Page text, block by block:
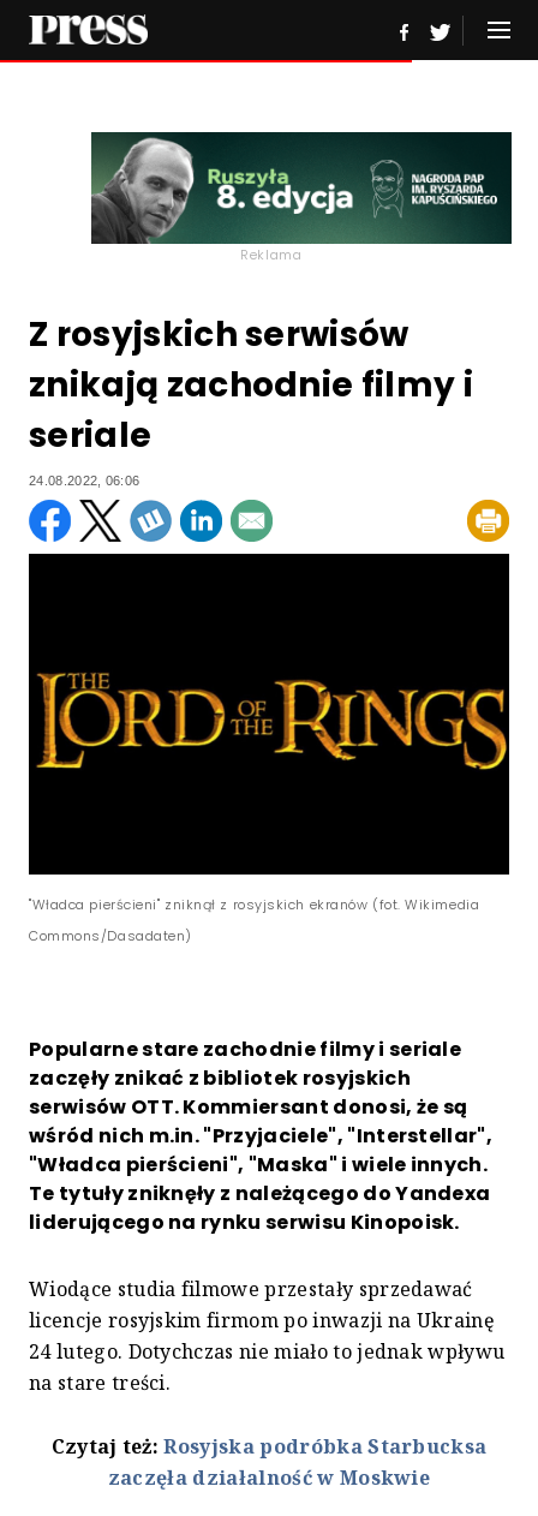
Reklama
Z rosyjskich serwisów
znikają zachodnie filmy i
seriale
24.08.2022, 06:06
"Władca pierścieni" zniknął z rosyjskich ekranów (fot. Wikimedia
Commons/Dasadaten)
Popularne stare zachodnie filmy i seriale
zaczęły znikać z bibliotek rosyjskich
serwisów OTT. Kommiersant donosi, że są
wśród nich m.in. "Przyjaciele", "Interstellar",
"Władca pierścieni", "Maska" i wiele innych.
Te tytuły zniknęły z należącego do Yandexa
liderującego na rynku serwisu Kinopoisk.
Wiodące studia filmowe przestały sprzedawać
licencje rosyjskim firmom po inwazji na Ukrainę
24 lutego. Dotychczas nie miało to jednak wpływu
na stare treści.
Czytaj też:Rosyjska podróbka Starbucksa
zaczęła działalność w Moskwie